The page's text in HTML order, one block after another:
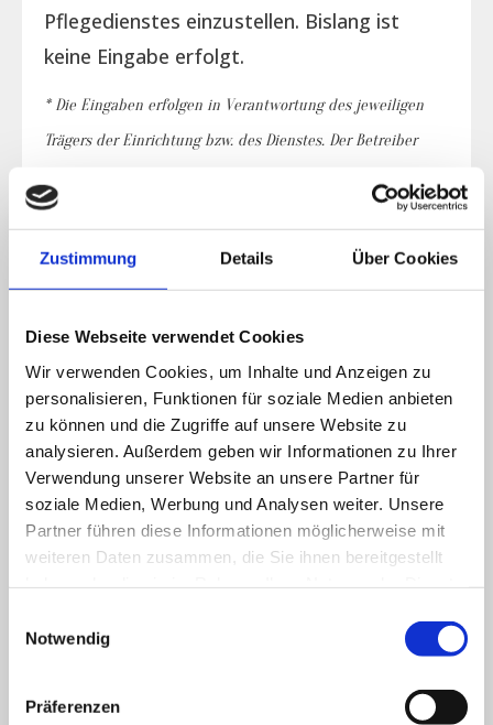
Zustimmung Details Über Cookies
Diese Webseite verwendet Cookies
Wir verwenden Cookies, um Inhalte und Anzeigen zu
personalisieren, Funktionen für soziale Medien anbieten
zu können und die Zugriffe auf unsere Website zu
analysieren. Außerdem geben wir Informationen zu Ihrer
Verwendung unserer Website an unsere Partner für
soziale Medien, Werbung und Analysen weiter. Unsere
Partner führen diese Informationen möglicherweise mit
weiteren Daten zusammen, die Sie ihnen bereitgestellt
Notwendig
Präferenzen
Pflegedienstes einzustellen. Bislang ist
keine Eingabe erfolgt.
* Die Eingaben erfolgen in Verantwortung des jeweiligen
Trägers der Einrichtung bzw. des Dienstes. Der Betreiber
Haftung.
Einzelzimmer
derzeit
belegt
Doppelzimmer
derzeit
frei
*Hinweis: Angaben ohne Gewähr. Zwecks konkreter
Anfrage wenden Sie sich bitte direkt an die
Pflegeeinrichtung
Preise für Vollzeitpflege